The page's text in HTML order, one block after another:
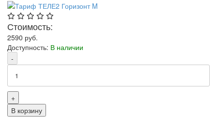
Стоимость:
2590 руб.
Доступность: В наличии
-
+
В корзину